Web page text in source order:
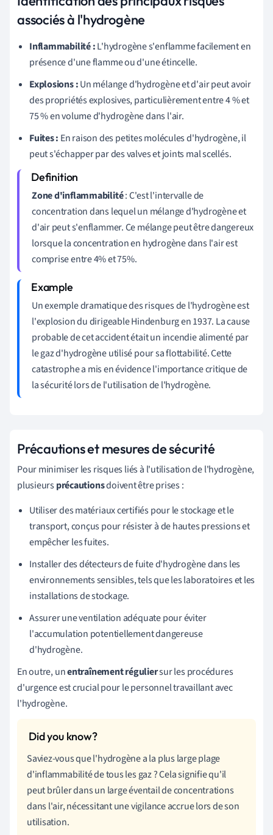
associés à l'hydrogène
Inflammabilité :L'hydrogène s'enflamme facilement en
présence d'une flamme ou d'une étincelle.
Explosions :Un mélange d'hydrogène et d'air peut avoir
des propriétés explosives, particulièrement entre 4 % et
75 % en volume d'hydrogène dans l'air.
Fuites : En raison des petites molécules d'hydrogène, il
peut s'échapper par des valves et joints mal scellés.
Zone d'inflammabilité: C'est l'intervalle de
concentration dans lequel un mélange d'hydrogène et
d'air peut s'enflammer. Ce mélange peut être dangereux
lorsque la concentration en hydrogène dans l'air est
comprise entre 4% et 75%.
Un exemple dramatique des risques de l'hydrogène est
l'explosion du dirigeable Hindenburg en 1937. La cause
probable de cet accident était un incendie alimenté par
le gaz d'hydrogène utilisé pour sa flottabilité. Cette
catastrophe a mis en évidence l'importance critique de
la sécurité lors de l'utilisation de l'hydrogène.
Précautions et mesures de sécurité
Pour minimiser les risques liés à l'utilisation de l'hydrogène,
plusieursprécautionsdoivent être prises :
Utiliser des matériaux certifiés pour le stockage et le
transport, conçus pour résister à de hautes pressions et
empêcher les fuites.
Installer des détecteurs de fuite d'hydrogène dans les
environnements sensibles, tels que les laboratoires et les
installations de stockage.
Assurer une ventilation adéquate pour éviter
l'accumulation potentiellement dangereuse
d'hydrogène.
En outre, unentraînement réguliersur les procédures
d'urgence est crucial pour le personnel travaillant avec
l'hydrogène.
Saviez-vous que l'hydrogène a la plus large plage
d'inflammabilité de tous les gaz ? Cela signifie qu'il
peut brûler dans un large éventail de concentrations
dans l'air, nécessitant une vigilance accrue lors de son
utilisation.